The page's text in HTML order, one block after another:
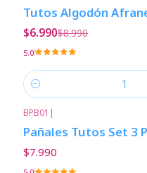
Tutos Algodón
$6.990$8.990
5.0
Cantidad
BPB01 |
Pañales Tutos Set 3
$7.990